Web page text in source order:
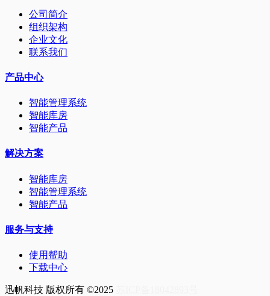
公司简介
组织架构
企业文化
联系我们
产品中心
智能管理系统
智能库房
智能产品
解决方案
智能库房
智能管理系统
智能产品
服务与支持
使用帮助
下载中心
迅帆科技 版权所有 ©2025